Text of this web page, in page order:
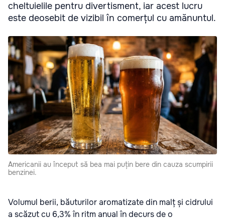
cheltuielile pentru divertisment, iar acest lucru
este deosebit de vizibil în comerțul cu amănuntul.
Americanii au început să bea mai puțin bere din cauza scumpirii
benzinei.
Volumul berii, băuturilor aromatizate din malț și cidrului
a scăzut cu 6,3% în ritm anual în decurs de o